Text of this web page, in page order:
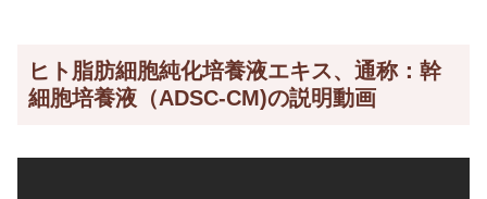
ヒト脂肪細胞純化培養液エキス、通称：幹
細胞培養液（ADSC-CM)の説明動画